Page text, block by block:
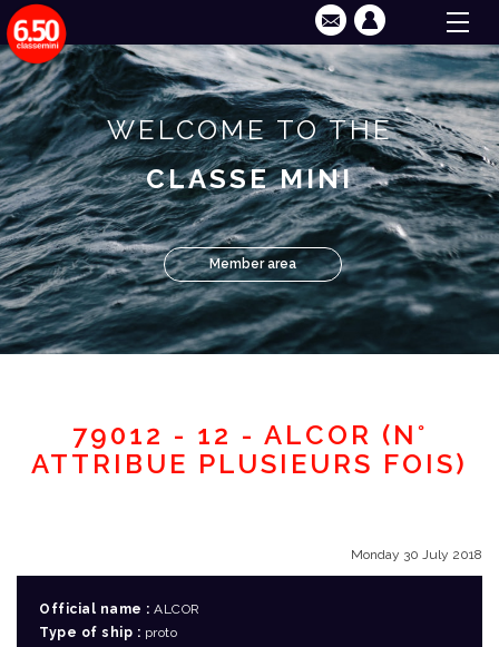
WELCOME TO THE
CLASSE MINI
Member area
79012 - 12 - ALCOR (N°
ATTRIBUE PLUSIEURS FOIS)
Monday 30 July 2018
Official name : ALCOR
Type of ship : proto